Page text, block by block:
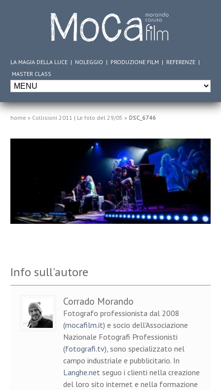
LA MAGIA DELLA LUCE | NOLEGGIO | PRODUZIONE FILM | REFERENZE |
MASTER CLASS
home » Collisioni 2011 | Le foto del 29/05 » DSC_6746
Info sull'autore
Corrado Morando
Fotografo professionista dal 2008
(mocafilm.it) e socio dell'Associazione
Nazionale Fotografi Professionisti
(fotografi.tv), sono specializzato nel
campo industriale e pubblicitario. In
Langhe.net seguo i clienti nella creazione
del loro sito internet e nella formazione